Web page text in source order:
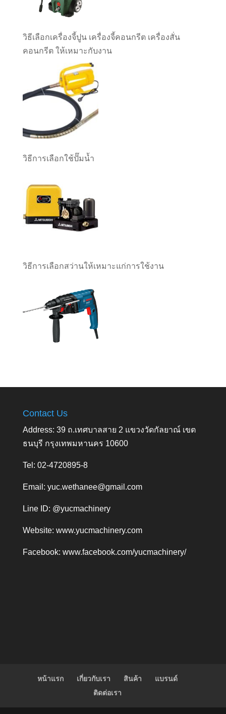
วิธีเลือกเครื่องจี้ปูน เครื่องจี้คอนกรีต เครื่องสั่น
คอนกรีต ให้เหมาะกับงาน
วิธีการเลือกใช้ปั๊มน้ำ
วิธีการเลือกสว่านให้เหมาะแก่การใช้งาน
Contact Us
Address: 39 ถ.เทศบาลสาย 2 แขวงวัดกัลยาณ์ เขต
ธนบุรี กรุงเทพมหานคร 10600
Tel: 02-4720895-8
Email: yuc.wethanee@gmail.com
Line ID: @yucmachinery
Website: www.yucmachinery.com
Facebook: www.facebook.com/yucmachinery/
หน้าแรก เกี่ยวกับเรา สินค้า
แบรนด์
ติดต่อเรา